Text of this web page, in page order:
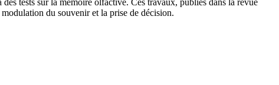
tests sur la mémoire olfactive. Ces travaux, publiés dans la revue
du souvenir et la prise de décision.